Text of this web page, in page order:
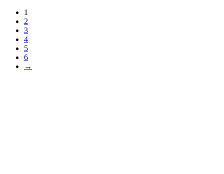
1
2
3
4
5
6
→